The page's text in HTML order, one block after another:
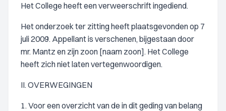
Het College heeft een verweerschrift ingediend.
Het onderzoek ter zitting heeft plaatsgevonden op 7
juli 2009. Appellant is verschenen, bijgestaan door
mr. Mantz en zijn zoon [naam zoon]. Het College
heeft zich niet laten vertegenwoordigen.
II. OVERWEGINGEN
1. Voor een overzicht van de in dit geding van belang